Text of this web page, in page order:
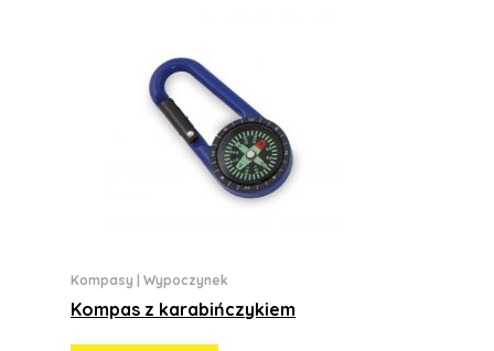
Kompasy Wypoczynek
Kompas z karabińczykiem